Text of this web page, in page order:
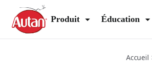
Produit Éducation
Accueil